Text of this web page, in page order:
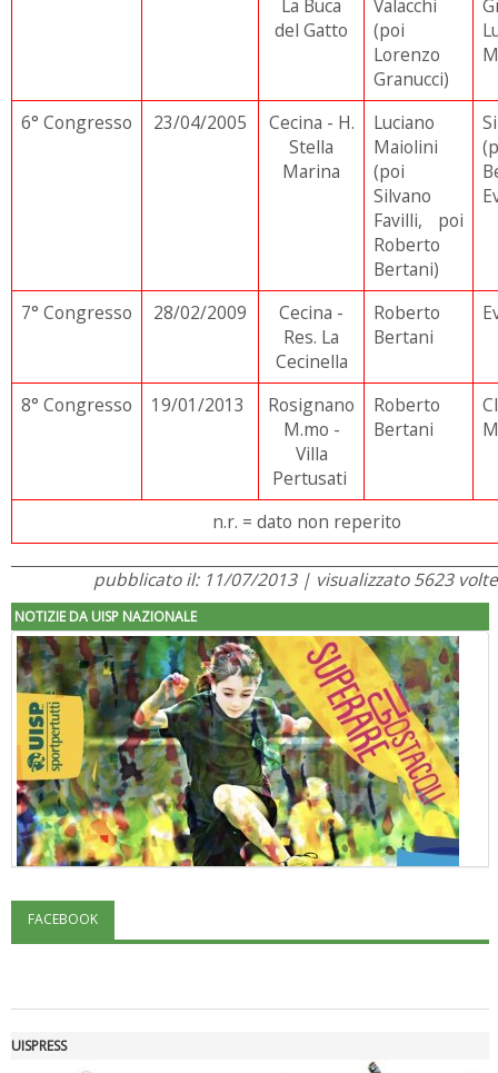
La Buca
del Gatto
Valacchi
(poi
Lorenzo
Granucci)
6° Congresso 23/04/2005
Cecina - H.
Stella
Marina
Luciano
Maiolini
(poi
Silvano
Favilli, poi
Roberto
Bertani)
7° Congresso 28/02/2009
Cecina -
Res. La
Cecinella
Roberto
Bertani
8° Congresso 19/01/2013
Rosignano
M.mo -
Villa
Pertusati
Roberto
Bertani
n.r. = dato non reperito
pubblicato il: 11/07/2013 | visualizzato 5623 volte
NOTIZIE DA UISP NAZIONALE
"Superare gli ostacoli": la relazione di Tiziano Pesce al CN Uisp
FACEBOOK
UISPRESS